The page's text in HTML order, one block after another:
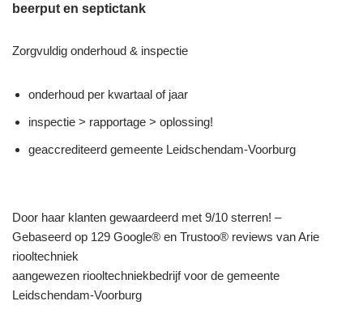
beerput en septictank
Zorgvuldig onderhoud & inspectie
onderhoud per kwartaal of jaar
inspectie > rapportage > oplossing!
geaccrediteerd gemeente Leidschendam-Voorburg
Door haar klanten gewaardeerd met 9/10 sterren! –
Gebaseerd op 129 Google® en Trustoo® reviews van Arie
riooltechniek
aangewezen riooltechniekbedrijf voor de gemeente
Leidschendam-Voorburg